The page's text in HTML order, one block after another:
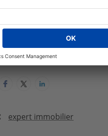
Micots Immobilier Uzès
expert immobilier